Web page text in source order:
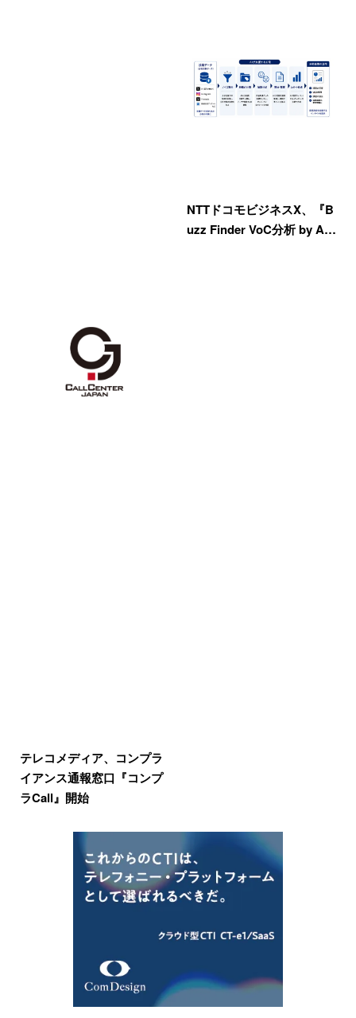
テレコメディア、コンプラ
イアンス通報窓口『コンプ
ラCall』開始
NTTドコモビジネスX、『B
uzz Finder VoC分析 by A…